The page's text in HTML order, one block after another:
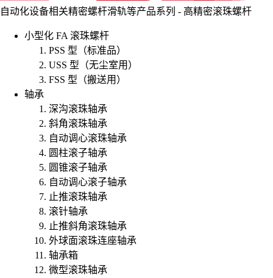
自动化设备相关精密螺杆滑轨等产品系列 - 高精密滚珠螺杆
小型化 FA 滚珠螺杆
PSS 型（标准品）
USS 型（无尘室用）
FSS 型（搬送用）
轴承
深沟滚珠轴承
斜角滚珠轴承
自动调心滚珠轴承
圆柱滚子轴承
圆锥滚子轴承
自动调心滚子轴承
止推滚珠轴承
滚针轴承
止推斜角滚珠轴承
外球面滚珠连座轴承
轴承箱
微型滚珠轴承